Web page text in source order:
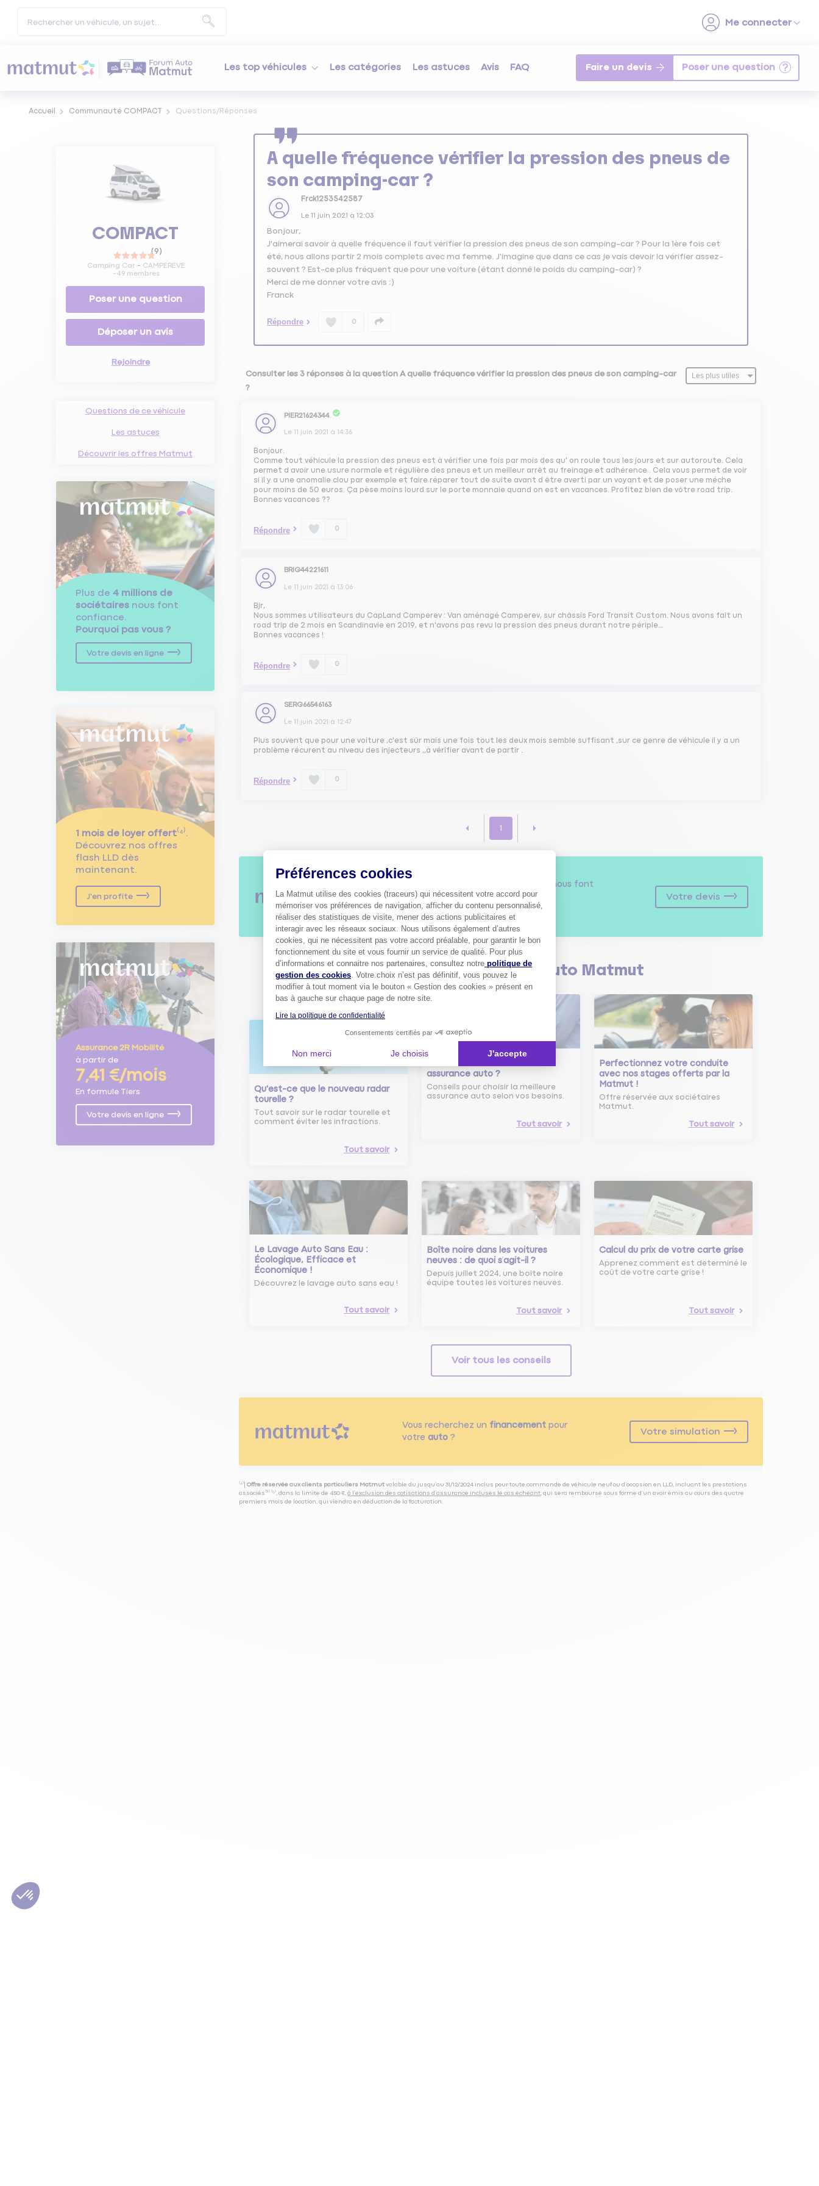
Les top véhicules Les catégories Les astuces Avis FAQ Faire un devis
Accueil Communauté COMPACT Questions/Réponses
COMPACT
(9)
Camping Car
CAMPEREVE
- 49membres
Poser une question
Déposer un avis
Rejoindre
Questions de ce véhicule
Les astuces
Découvrir les offres Matmut
Plus de 4 millions de
sociétaires nous font
confiance.
Pourquoi pas vous ?
Votre devis en ligne
1 mois de loyer offert⁽⁴⁾.
Découvrez nos offres
flash LLD dès
maintenant.
J'en profite
Assurance 2R Mobilité
à partir de
7,41 €/mois
En formule Tiers
Votre devis en ligne
A quelle fréquence vérifier la pression des pneus de
son camping-car ?
Frck1253542587
Le 11 juin 2021 à 12:03
Bonjour,
J'aimerai savoir à quelle fréquence il faut vérifier la pression des pneus de son camping-car ? Pour la 1ère fois cet
été, nous allons partir 2 mois complets avec ma femme. J'imagine que dans ce cas je vais devoir la vérifier assez-
souvent ? Est-ce plus fréquent que pour une voiture (étant donné le poids du camping-car) ?
Merci de me donner votre avis :)
Franck
Répondre 0
Consulter les 3 réponses à la question A quelle fréquence vérifier la pression des pneus de son camping-car
?
PIER21624344
Le 11 juin 2021 à 14:36
Bonjour.
Comme tout véhicule la pression des pneus est à vérifier une fois par mois des qu' on roule tous les jours et sur autoroute. Cela
permet d avoir une usure normale et régulière des pneus et un meilleur arrêt au freinage et adhérence . Cela vous permet de voir
si il y a une anomalie clou par exemple et faire réparer tout de suite avant d être averti par un voyant et de poser une méche
pour moins de 50 euros. Ça pèse moins lourd sur le porte monnaie quand on est en vacances. Profitez bien de vôtre road trip.
Bonnes vacances ??
Répondre 0
BRIG44221611
Le 11 juin 2021 à 13:06
Bjr,
Nous sommes utilisateurs du CapLand Camperev : Van aménagé Camperev, sur châssis Ford Transit Custom. Nous avons fait un
road trip de 2 mois en Scandinavie en 2019, et n'avons pas revu la pression des pneus durant notre périple...
Bonnes vacances !
Répondre 0
SERG66546163
Le 11 juin 2021 à 12:47
Plus souvent que pour une voiture ,c'est sûr mais une fois tout les deux mois semble suffisant ,sur ce genre de véhicule il y a un
problème récurent au niveau des injecteurs ,,à vérifier avant de partir .
Répondre 0
1
nous font
confiance.
Pourquoi pas vous ?
Votre devis
Découvrez lesconseils Auto Matmut
Qu'est-ce que le nouveau radar
tourelle ?
Tout savoir sur le radar tourelle et
comment éviter les infractions.
Tout savoir
assurance auto ?
Conseils pour choisir la meilleure
assurance auto selon vos besoins.
Tout savoir
Perfectionnez votre conduite
avec nos stages offerts par la
Matmut !
Offre réservée aux sociétaires
Matmut.
Tout savoir
Le Lavage Auto Sans Eau :
Écologique, Efficace et
Économique !
Découvrez le lavage auto sans eau !
Tout savoir
Boîte noire dans les voitures
neuves : de quoi s’agit-il ?
Depuis juillet 2024, une boîte noire
équipe toutes les voitures neuves.
Tout savoir
Calcul du prix de votre carte grise
Apprenez comment est determiné le
coût de votre carte grise !
Tout savoir
Voir tous les conseils
Vous recherchez un financementpour
votre auto?
Votre simulation
⁽⁴⁾| Offre réservée aux clients particuliers Matmut valable du jusqu’au 31/12/2024 inclus pour toute commande de véhicule neuf ou d’occasion en LLD, incluant les prestations
associés⁽³⁾ ⁽⁵⁾, dans la limite de 450 €, à l’exclusion des cotisations d’assurance incluses le cas échéant, qui sera remboursé sous forme d’un avoir émis au cours des quatre
premiers mois de location, qui viendra en déduction de la facturation.
Préférences cookies
La Matmut utilise des cookies (traceurs) qui nécessitent votre accord pour
mémoriser vos préférences de navigation, afficher du contenu personnalisé,
réaliser des statistiques de visite, mener des actions publicitaires et
interagir avec les réseaux sociaux. Nous utilisons également d’autres
cookies, qui ne nécessitent pas votre accord préalable, pour garantir le bon
fonctionnement du site et vous fournir un service de qualité. Pour plus
d’informations et connaitre nos partenaires, consultez notre politique de
gestion des cookies. Votre choix n’est pas définitif, vous pouvez le
modifier à tout moment via le bouton « Gestion des cookies » présent en
bas à gauche sur chaque page de notre site.
Lire la politique de confidentialité
Consentements certifiés par
Non merci Je choisis J'accepte
Axeptio consent